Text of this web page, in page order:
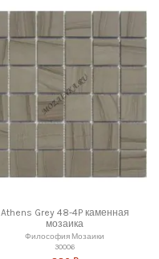
Athens Grey 48-4P каменная
мозаика
Философия Мозаики
30006